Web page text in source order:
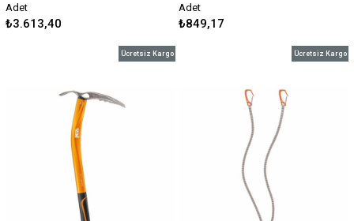
Adet
₺3.613,40
Adet
₺849,17
Ücretsiz Kargo Ücretsiz Kargo